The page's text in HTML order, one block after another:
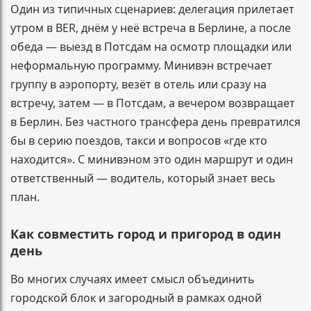
Один из типичных сценариев: делегация прилетает
утром в BER, днём у неё встреча в Берлине, а после
обеда — выезд в Потсдам на осмотр площадки или
неформальную программу. Минивэн встречает
группу в аэропорту, везёт в отель или сразу на
встречу, затем — в Потсдам, а вечером возвращает
в Берлин. Без частного трансфера день превратился
бы в серию поездов, такси и вопросов «где кто
находится». С минивэном это один маршрут и один
ответственный — водитель, который знает весь
план.
Как совместить город и пригород в один
день
Во многих случаях имеет смысл объединить
городской блок и загородный в рамках одной